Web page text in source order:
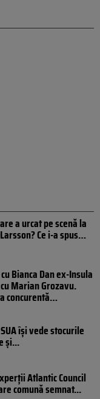
a urcat pe scenă la
Ce i-a spus…
Bianca Dan ex-Insula
Marian Grozavu.
concurentă…
își vede stocurile
și...
Atlantic Council
comună semnat...